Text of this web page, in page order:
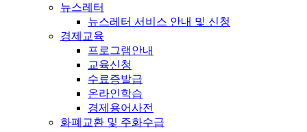
뉴스레터
뉴스레터 서비스 안내 및 신청
경제교육
프로그램안내
교육신청
수료증발급
온라인학습
경제용어사전
화폐교환 및 주화수급